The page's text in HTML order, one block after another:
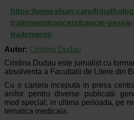
https://www.elsan.care/fr/
traitement/cancers/cancer-
traitements
Autor: Cristina Dudau
Cristina Dudau este jurnalist cu
absolventa a Facultatii de Litere din
Cu o cariera inceputa in presa
anilor pentru diverse publicatii
mod special, in ultima perioada, pe
tematica medicala.